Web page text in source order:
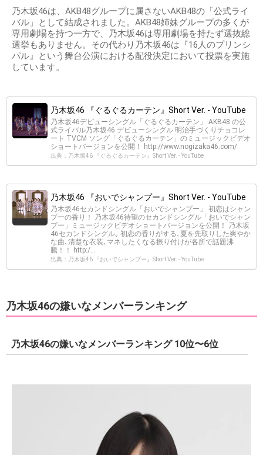
乃木坂46は、AKB48グループに属さないAKB48の「公式ライ
バル」として結成されました。AKB48姉妹グループの多くが
専用劇場を持つ一方で、乃木坂46は専用劇場を持たず選抜総
選挙もありません。その代わり乃木坂46は『16人のプリンシ
パル』という舞台公演における配役決定において投票を実施
しています。
乃木坂46 『ぐるぐるカーテン』Short Ver. - YouTube
乃木坂46デビューシングル「ぐるぐるカーテン」 AKB48 の公
式ライバル乃木坂46 デビューシングル 明治手づくりチョコレ
ート TVCM ソング「ぐるぐるカーテン」のミュージックビデオ
ショートバージョンを公開！ http://www.nogizaka46.com/
出典：乃木坂46 『ぐるぐるカーテン』Short Ver. - YouTube
乃木坂46 『おいでシャンプー』Short Ver. - YouTube
乃木坂46セカンドシングル「おいでシャンプー」 初恋はシャン
プーの香り！ 乃木坂46待望のセカンドシングル「おいでシャン
プー」ミュージックビデオショートバージョンを公開！ 乃木坂
46セカンドシングル｡ 初恋の香りがする､夏を先取りした爽やか
な曲､清楚な衣装､マネしたくなる振り付けが各所で話題沸
騰！！ http:/...
出典：乃木坂46 『おいでシャンプー』Short Ver. - YouTube
乃木坂46の嫌いなメンバーランキング
乃木坂46の嫌いなメンバーランキング 10位〜6位